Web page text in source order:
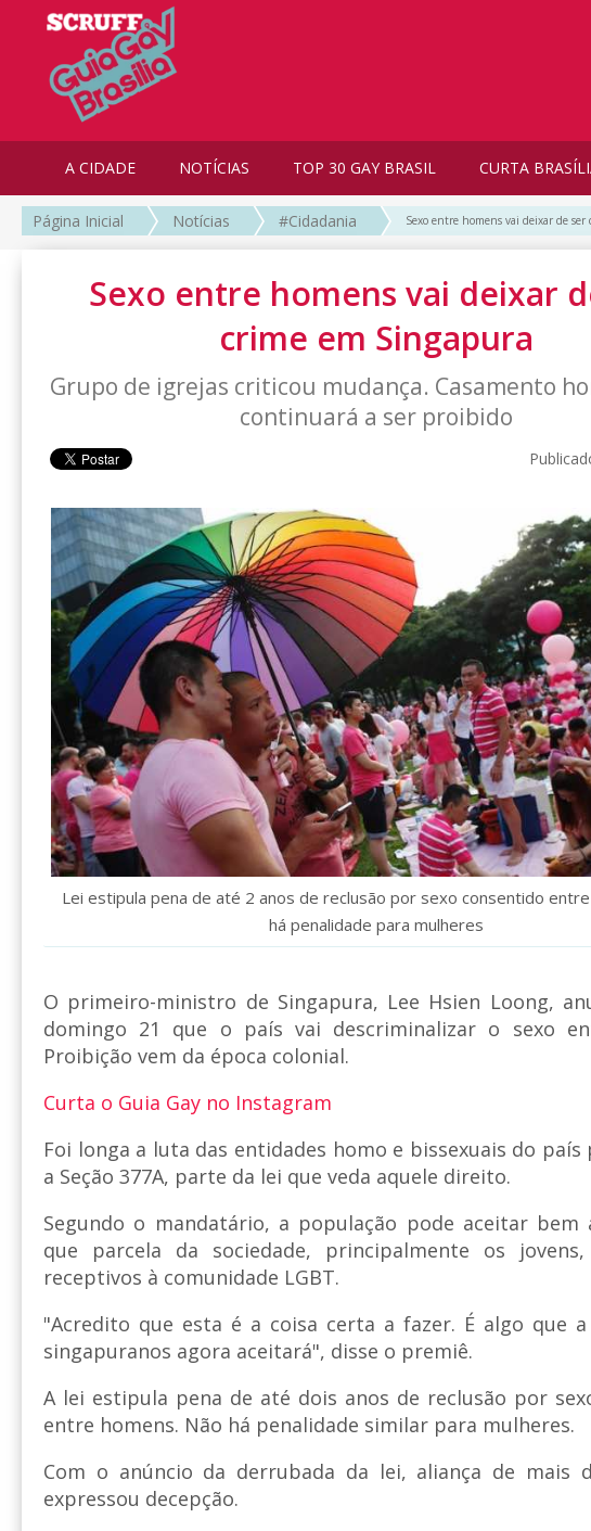
A CIDADE NOTÍCIAS TOP 30 GAY BRASIL CURTA
Página Inicial Notícias #Cidadania Sexo entre homens vai deixar de
Sexo entre homens vai deixar
crime em Singapura
Grupo de igrejas criticou mudança. Casamento
continuará a ser proibido
Lei estipula pena de até 2 anos de reclusão por sexo consentido
há penalidade para mulheres
O primeiro-ministro de Singapura, Lee Hsien Loong,
domingo 21 que o país vai descriminalizar o sexo
Proibição vem da época colonial.
Curta o Guia Gay no Instagram
Foi longa a luta das entidades homo e bissexuais do país
a Seção 377A, parte da lei que veda aquele direito.
Segundo o mandatário, a população pode aceitar bem
que parcela da sociedade, principalmente os
receptivos à comunidade LGBT.
"Acredito que esta é a coisa certa a fazer. É algo que
singapuranos agora aceitará", disse o premiê.
A lei estipula pena de até dois anos de reclusão por
entre homens. Não há penalidade similar para mulheres.
Com o anúncio da derrubada da lei, aliança de mais
expressou decepção.